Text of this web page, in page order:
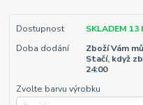
Dostupnost
SKLADEM 13
Doba dodání
Zboží Vám
Stačí, když
24:00
Zvolte barvu výrobku